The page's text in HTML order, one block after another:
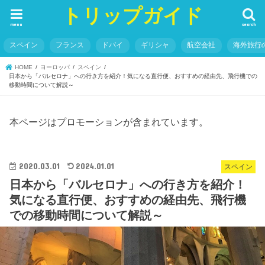
トリップガイド search
menu
スペイン フランス ドバイ ギリシャ 航空会社 海外旅行
HOME ヨーロッパ
スペイン
日本から「バルセロナ」への行き方を紹介！気になる直行便、おすすめの経由先、飛行機での
移動時間について解説～
本ページはプロモーションが含まれています。
スペイン
2020.03.01 2024.01.01
日本から「バルセロナ」への行き方を紹介！
気になる直行便、おすすめの経由先、飛行機
での移動時間について解説～